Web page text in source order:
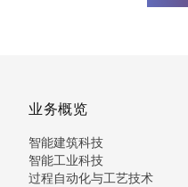
业务概览
智能建筑科技
智能工业科技
过程自动化与工艺技术